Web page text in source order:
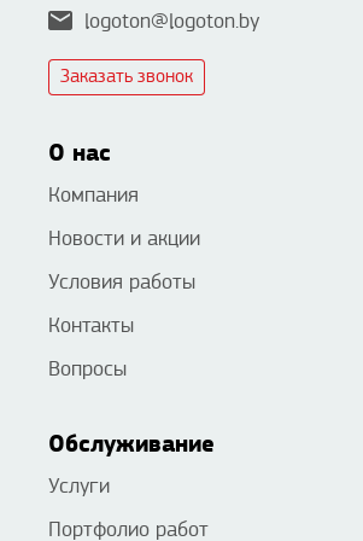
logoton@logoton.by
Заказать звонок
О нас
Компания
Новости и акции
Условия работы
Контакты
Вопросы
Обслуживание
Услуги
Портфолио работ